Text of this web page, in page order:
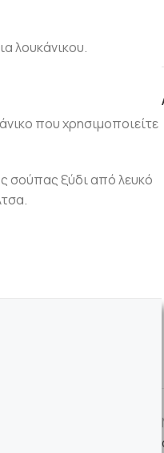
λουκάνικου.
που χρησιμοποιείτε
σούπας ξύδι από λευκό